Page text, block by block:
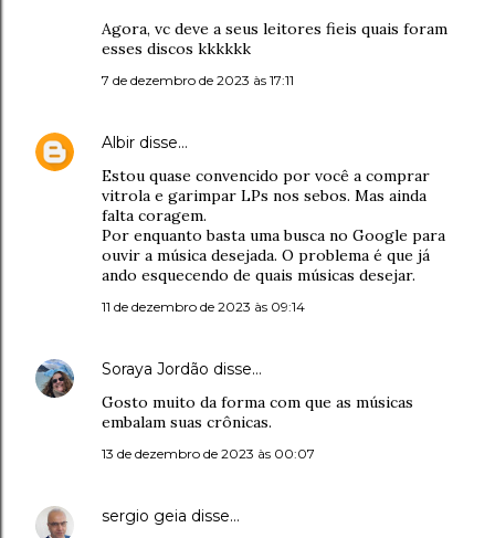
Agora, vc deve a seus leitores fieis quais foram
esses discos kkkkkk
7 de dezembro de 2023 às 17:11
Albir disse…
Estou quase convencido por você a comprar
vitrola e garimpar LPs nos sebos. Mas ainda
falta coragem.
Por enquanto basta uma busca no Google para
ouvir a música desejada. O problema é que já
ando esquecendo de quais músicas desejar.
11 de dezembro de 2023 às 09:14
Soraya Jordão disse…
Gosto muito da forma com que as músicas
embalam suas crônicas.
13 de dezembro de 2023 às 00:07
sergio geia disse…